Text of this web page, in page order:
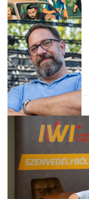
TÁMOGATÓI
TARTALOM
Lista